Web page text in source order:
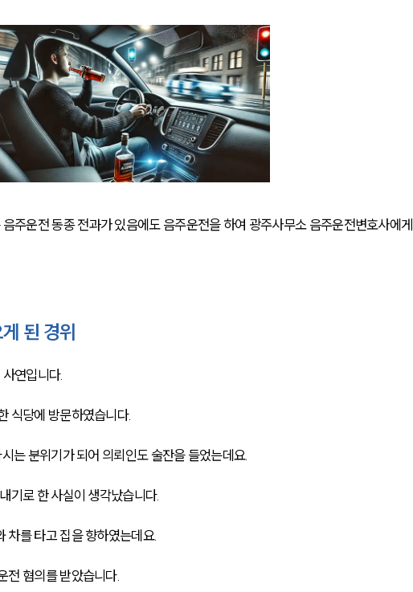
주운전 동종 전과가 있음에도 음주운전을 하여 광주사무소 음주운전변호사에
된 경위
연입니다.
식당에 방문하였습니다.
는 분위기가 되어 의뢰인도 술잔을 들었는데요.
기로 한 사실이 생각났습니다.
차를 타고 집을 향하였는데요.
전 혐의를 받았습니다.